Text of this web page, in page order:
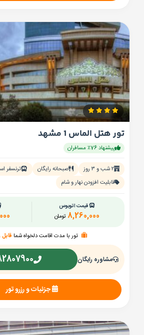
تور هتل الماس 1 مشهد
پیشنهاد 76٪ مسافران
۲ شب و ۳ روز صبحانه رایگان
ترنسفر
قابلیت افزودن نهار و شام
قیمت اتوبوس
تومان 8,260,000
تور با مدت اقامت دلخواه شما قابل
مشاوره رایگان
جزئیات و رزرو تور